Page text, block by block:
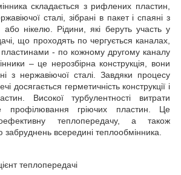
складається з рифлених пластин,
сталі, зібрані в пакет і спаяні з
або нікелю. Рідини, які беруть участь у
що проходять по чергується каналах,
- по кожному другому каналу
– це нерозбірна конструкція, вони
з нержавіючої сталі. Завдяки процесу
досягається герметичність конструкції і
Високої турбулентності витрати
профілювання гріючих пластин. Це
теплопередачу, а також
забруднень всередині теплообмінника.
теплопередачі